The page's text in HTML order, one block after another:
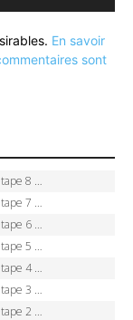
En savoir
sont
à 8 secondes
Vollering piégées
en jaune
Prévot coule
Prévot en crise
maillot jaune
7e record